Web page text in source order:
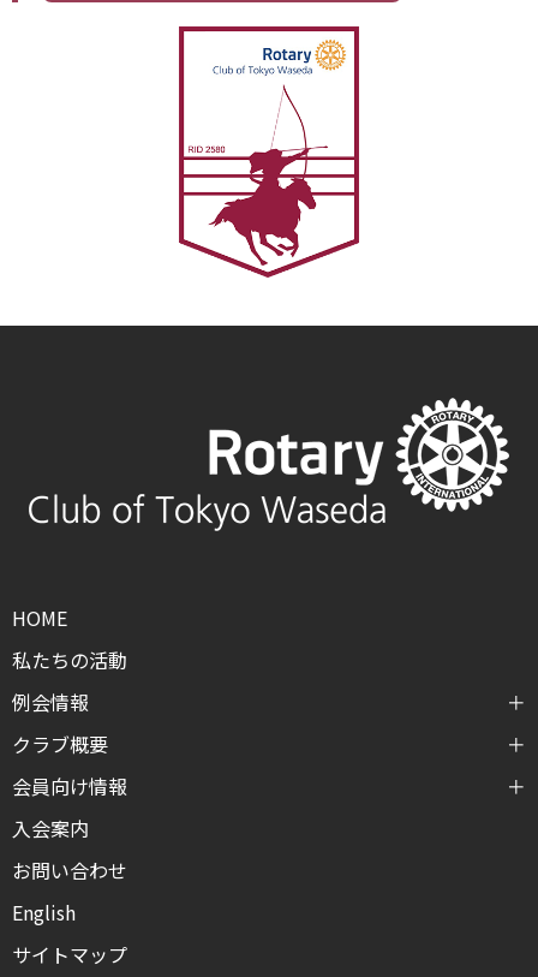
HOME
私たちの活動
例会情報
クラブ概要
会員向け情報
入会案内
お問い合わせ
English
サイトマップ